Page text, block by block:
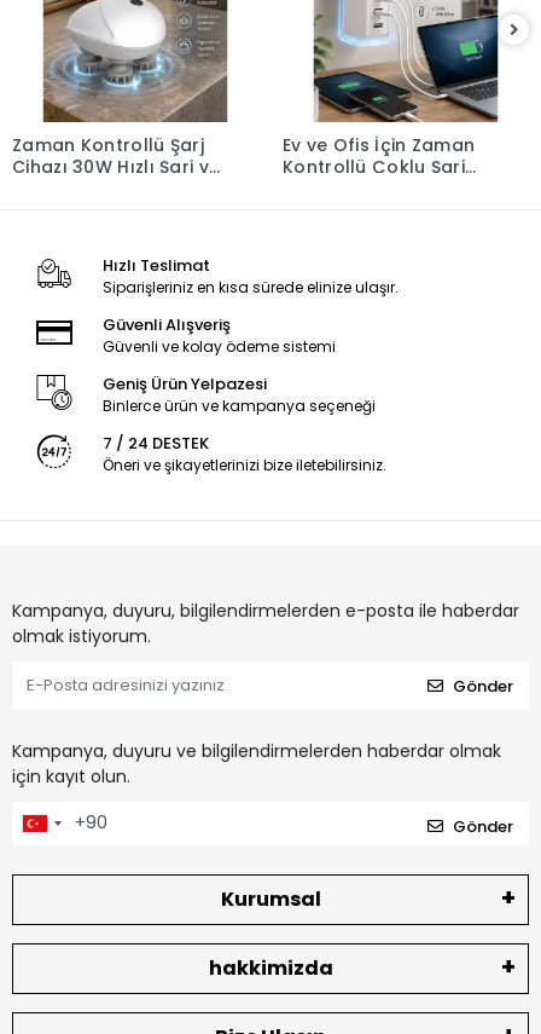
Zaman Kontrollü Şarj
Cihazı 30W Hızlı Şarj ve
Ev ve Ofis İçin Zaman
Kontrollü Çoklu Şarj
Hızlı Teslimat
Siparişleriniz en kısa sürede elinize ulaşır.
Güvenli Alışveriş
Güvenli ve kolay ödeme sistemi
Geniş Ürün Yelpazesi
Binlerce ürün ve kampanya seçeneği
7 / 24 DESTEK
Öneri ve şikayetlerinizi bize iletebilirsiniz.
Kampanya, duyuru, bilgilendirmelerden e-posta ile haberdar
olmak istiyorum.
Gönder
Kampanya, duyuru ve bilgilendirmelerden haberdar olmak
için kayıt olun.
Gönder
Kurumsal
hakkimizda